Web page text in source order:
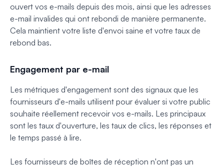
ouvert vos e-mails depuis des mois, ainsi que les adresses
e-mail invalides qui ont rebondi de manière permanente.
Cela maintient votre liste d'envoi saine et votre taux de
rebond bas.
Engagement par e-mail
Les métriques d'engagement sont des signaux que les
fournisseurs d'e-mails utilisent pour évaluer si votre public
souhaite réellement recevoir vos e-mails. Les principaux
sont les taux d'ouverture, les taux de clics, les réponses et
le temps passé à lire.
Les fournisseurs de boîtes de réception n'ont pas un